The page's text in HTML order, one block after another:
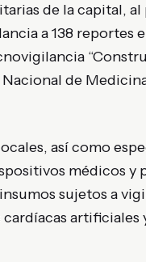
de la capital, al
a 138 reportes
de
así como
médicos y
sujetos a